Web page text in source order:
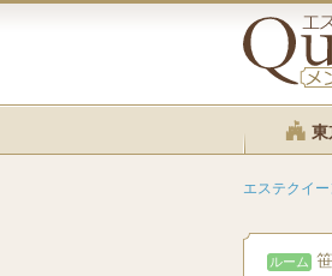
東
エステクイー
ルーム